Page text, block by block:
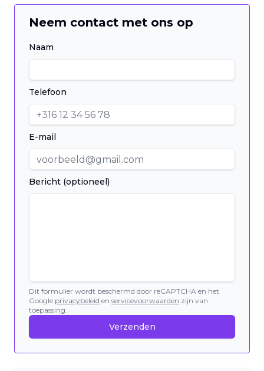
Neem contact met ons op
Naam
Telefoon
E-mail
Bericht (optioneel)
Dit formulier wordt beschermd door reCAPTCHA en het
Google privacybeleid en servicevoorwaarden zijn van
toepassing.
Verzenden